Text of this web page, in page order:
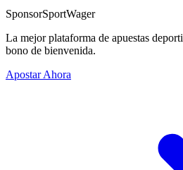
SponsorSportWager
La mejor plataforma de apuestas
bono de bienvenida.
Apostar Ahora